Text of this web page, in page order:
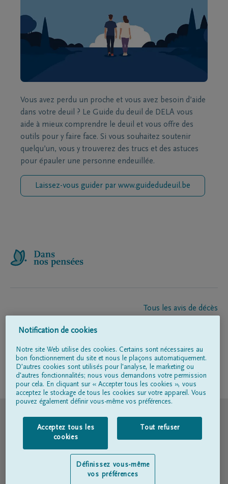
Vous avez perdu un proche et vous avez besoin d’aide
dans votre deuil ? Le Guide du deuil de DELA vous
aide à mieux comprendre le deuil et vous offre des
outils pour y faire face. Si vous souhaitez soutenir
quelqu’un, vous y trouverez des trucs et des astuces
pour épauler une personne endeuillée.
Laissez-vous guider par www.guidedudeuil.be
Tous les avis de décès
Entrepreneur de pompes funèbres
Suivez-nous sur
Conditions d'utilisation
Déclaration relative à la vie privée
Déclaration d’accessibilité
Notification de cookies
Notre site Web utilise des cookies. Certains sont nécessaires au
bon fonctionnement du site et nous le plaçons automatiquement.
D'autres cookies sont utilisés pour l'analyse, le marketing ou
d'autres fonctionnalités; nous vous demandons votre permission
pour cela. En cliquant sur « Accepter tous les cookies », vous
acceptez le stockage de tous les cookies sur votre appareil. Vous
pouvez également définir vous-même vos préférences.
Acceptez tous les
cookies
Tout refuser
Définissez vous-même
vos préférences